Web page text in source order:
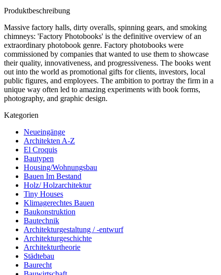
Produktbeschreibung
Massive factory halls, dirty overalls, spinning gears, and smoking
chimneys: 'Factory Photobooks' is the definitive overview of an
extraordinary photobook genre. Factory photobooks were
commissioned by companies that wanted to use them to showcase
their quality, innovativeness, and progressiveness. The books went
out into the world as promotional gifts for clients, investors, local
public figures, and employees. The ambition to portray the firm in a
unique way often led to amazing experiments with book forms,
photography, and graphic design.
Kategorien
Neueingänge
Architekten A-Z
El Croquis
Bautypen
Housing/Wohnungsbau
Bauen Im Bestand
Holz/ Holzarchitektur
Tiny Houses
Klimagerechtes Bauen
Baukonstruktion
Bautechnik
Architekturgestaltung / -entwurf
Architekturgeschichte
Architekturtheorie
Städtebau
Baurecht